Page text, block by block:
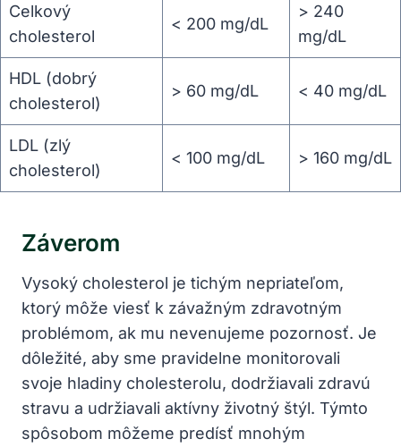
Celkový
cholesterol
< 200 mg/dL
> 240
mg/dL
HDL (dobrý
cholesterol)
> 60 mg/dL < 40 mg/dL
LDL (zlý
cholesterol)
< 100 mg/dL > 160 mg/dL
Záverom
Vysoký cholesterol je tichým nepriateľom,
ktorý môže viesť k závažným zdravotným
problémom, ak mu nevenujeme pozornosť. Je
dôležité, aby sme pravidelne monitorovali
svoje hladiny cholesterolu, dodržiavali zdravú
stravu a udržiavali aktívny životný štýl. Týmto
spôsobom môžeme predísť mnohým